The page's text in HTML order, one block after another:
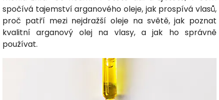
spočívá tajemství arganového oleje, jak prospívá vlasů,
proč patří mezi nejdražší oleje na světě, jak poznat
kvalitní arganový olej na vlasy, a jak ho správně
používat.